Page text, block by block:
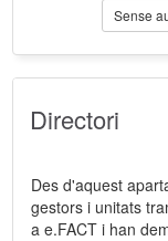
Sense
Directori
Des d'aquest
gestors i unitats
a e.FACT i han